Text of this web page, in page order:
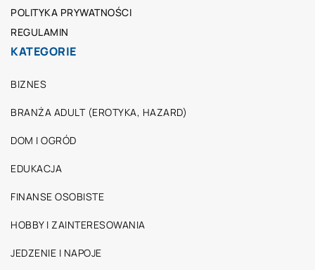
POLITYKA PRYWATNOŚCI
REGULAMIN
KATEGORIE
BIZNES
BRANŻA ADULT (EROTYKA, HAZARD)
DOM I OGRÓD
EDUKACJA
FINANSE OSOBISTE
HOBBY I ZAINTERESOWANIA
JEDZENIE I NAPOJE